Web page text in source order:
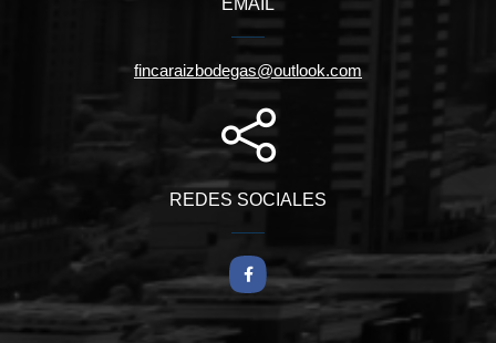
EMAIL
fincaraizbodegas@outlook.com
REDES SOCIALES
Facebook